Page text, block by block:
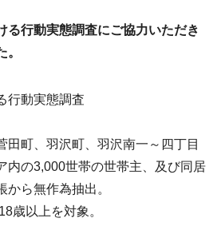
行動実態調査にご協力いただき
行動実態調査
田町、羽沢町、羽沢南一～四丁目
の3,000世帯の世帯主、及び同居
ら無作為抽出。
を対象。